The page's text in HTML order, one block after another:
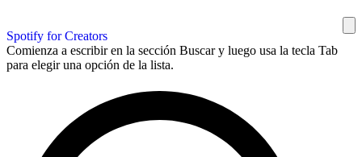
Spotify for Creators
Comienza a escribir en la sección Buscar y luego usa la tecla Tab
para elegir una opción de la lista.